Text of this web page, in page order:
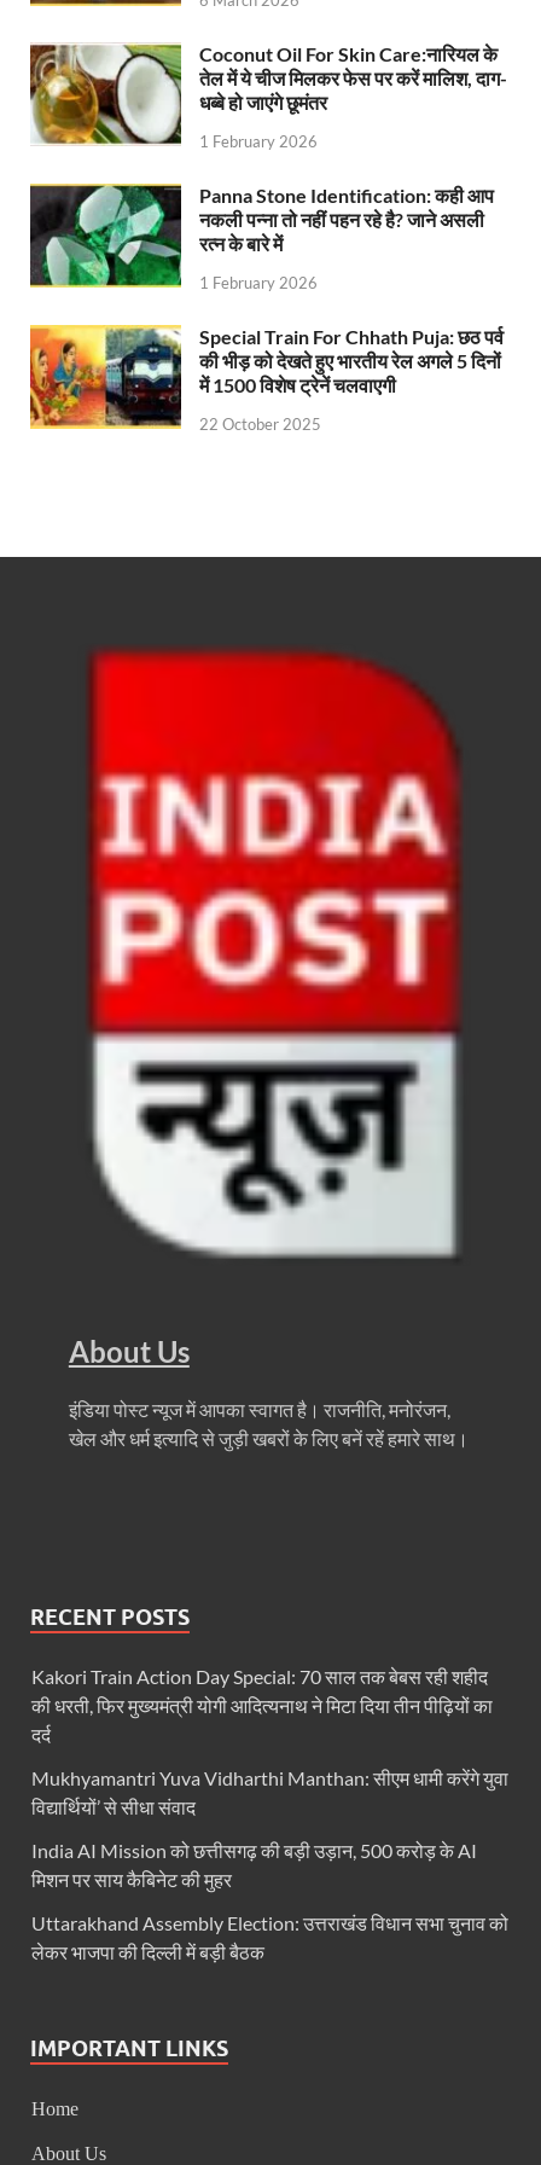
Jan-Jan Ki Sarkar: धामी मॉडल ने शासन को जनता के
Ankita Bhandari Case: अंकिता भंडारी केस से संबंधित
Uttarakhandi Song Launch: मुख्यमंत्री ने पैंली-पैंली बार
Uttarkhand Development Project: मुख्यमंत्री ने
Aravalli Satyagraha Yatra: अरावली की रक्षा के लिए
Rhythm of the Universe: यशोभूमि में ‘रिदम ऑफ
Voter Mapping: मतदाता मैपिंग आसान बनाने के लिए
PM Adarsh Gram Yojana: योगी सरकार का बड़ा कदम,
Rabri Devi Residence: रात के अंधेरे में खाली होने लगा
UP Rain Basera: योगी सरकार यात्रियों की सुरक्षा के
Nidhi Yojana: उत्तर प्रदेश में महिला उद्यमिता को मिला
Indramani Badoni Jayanti: उत्तराखंड के गांधी को
CM Yogi meets Sify Chairman Raju Vegesna:
Kisan Samman Diwas: किसान सम्मान दिवस’ मनाएगी
UP Vidhan Sabha Budget: योगी सरकार ने
UP Vidhan Sabha:देश में दो नमूने हैं, जब कोई चर्चा होती
UP Rain Basera: ठंड में आने वाले फरियादियों के लिए
FCI News: पहली बार फूड कॉर्पोरेशन ऑफ इंडिया (FCI)
Shakti Sadan Yojana: संकटग्रस्त महिलाओं के लिए
UP Ayush App: योगी सरकार जल्द लांच करेगी आयुष एप,
CM Yogi Gift: मुख्यमंत्री योगी आदित्यनाथ ने लघु व सीमांत
Delhi Air Pollution: फेफड़ों के लिए कितनी खतरनाक हुई
Save Aravali Movement: क्या है अरावली की नई
Anil Vij Statement: कांग्रेस का अविश्वास प्रस्ताव
Bihar NDA MP: बिहार एनडीए सांसदों ने बीजेपी राष्ट्रीय
VB G Ram G Bill: बिल फाड़ना लोकतंत्र की हत्या –
Former DGP Prashant Kumar: उत्तर प्रदेश शिक्षा
Indian Railway New Policy: ट्रेन में भी एयरपोर्ट जैसा
Coconut Oil For Skin Care:नारियल के
तेल में ये चीज मिलकर फेस पर करें मालिश, दाग-
धब्बे हो जाएंगे छूमंतर
1 February 2026
Panna Stone Identification: कही आप
नकली पन्ना तो नहीं पहन रहे है? जाने असली
रत्न के बारे में
1 February 2026
Special Train For Chhath Puja: छठ पर्व
की भीड़ को देखते हुए भारतीय रेल अगले 5 दिनों
में 1500 विशेष ट्रेनें चलवाएगी
22 October 2025
About Us
इंडिया पोस्ट न्यूज में आपका स्वागत है। राजनीति, मनोरंजन,
खेल और धर्म इत्यादि से जुड़ी खबरों के लिए बनें रहें हमारे साथ।
RECENT POSTS
Kakori Train Action Day Special: 70 साल तक बेबस रही शहीद
की धरती, फिर मुख्यमंत्री योगी आदित्यनाथ ने मिटा दिया तीन पीढ़ियों का
दर्द
Mukhyamantri Yuva Vidharthi Manthan: सीएम धामी करेंगे युवा
विद्यार्थियों’ से सीधा संवाद
India AI Mission को छत्तीसगढ़ की बड़ी उड़ान, 500 करोड़ के AI
मिशन पर साय कैबिनेट की मुहर
Uttarakhand Assembly Election: उत्तराखंड विधान सभा चुनाव को
लेकर भाजपा की दिल्ली में बड़ी बैठक
IMPORTANT LINKS
Home
About Us